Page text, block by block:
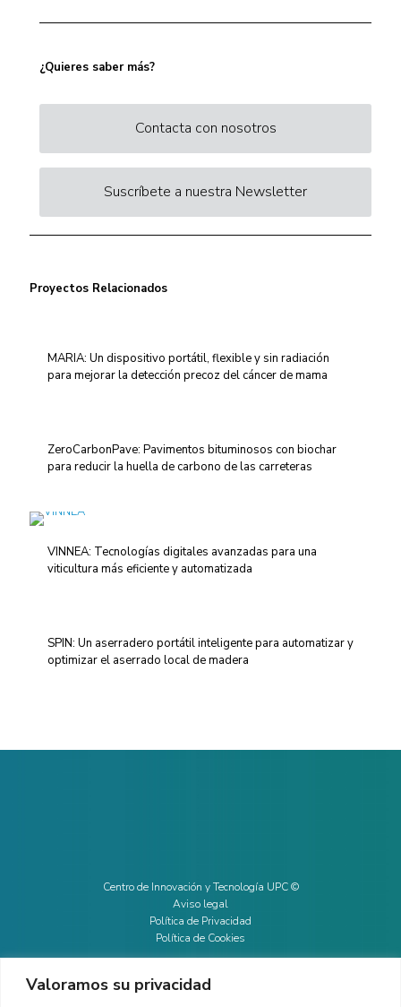
Valoramos su privacidad
¿Quieres saber más?
Contacta con nosotros
Suscríbete a nuestra Newsletter
Proyectos Relacionados
MARIA: Un dispositivo portátil, flexible y sin radiación
para mejorar la detección precoz del cáncer de mama
ZeroCarbonPave: Pavimentos bituminosos con biochar
para reducir la huella de carbono de las carreteras
VINNEA: Tecnologías digitales avanzadas para una
viticultura más eficiente y automatizada
SPIN: Un aserradero portátil inteligente para automatizar y
optimizar el aserrado local de madera
Centro de Innovación y Tecnología UPC ©
Aviso legal
Política de Privacidad
Política de Cookies